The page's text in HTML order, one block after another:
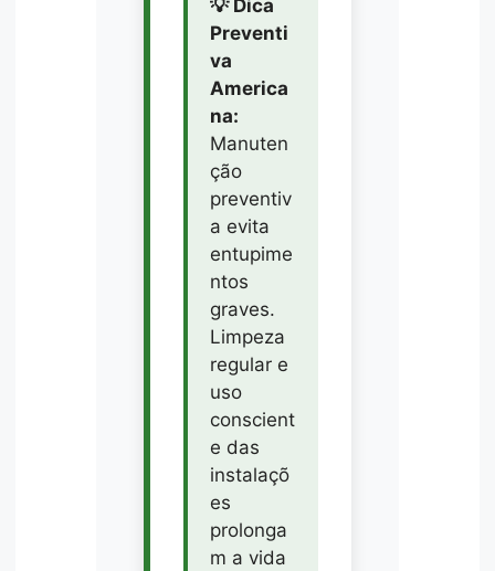
💡 Dica
Preventi
va
America
na:
Manuten
ção
preventiv
a evita
entupime
ntos
graves.
Limpeza
regular e
uso
conscient
e das
instalaçõ
es
prolonga
m a vida